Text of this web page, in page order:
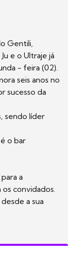
Gentili,
e o Ultraje já
- feira (02).
seis anos no
sucesso da
sendo líder
o bar
a
convidados.
a sua